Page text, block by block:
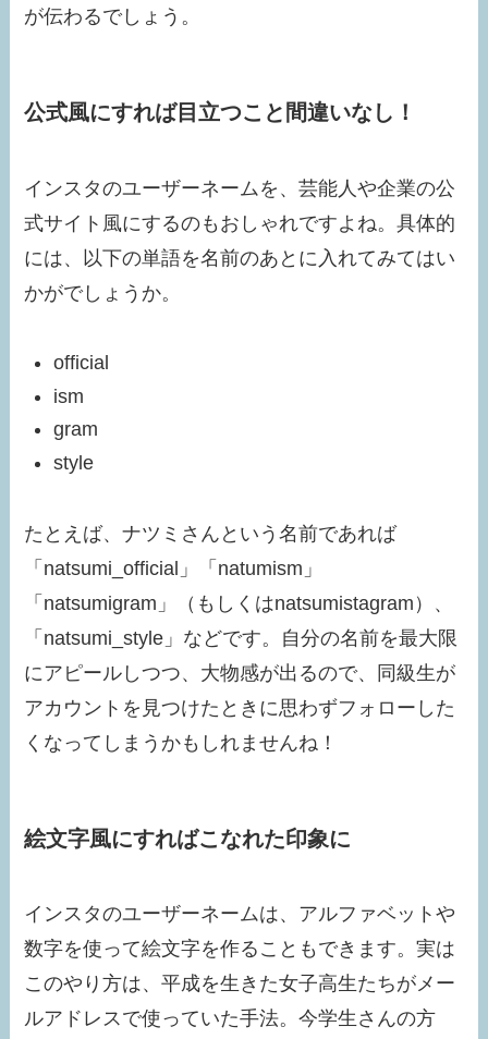
が伝わるでしょう。
公式風にすれば目立つこと間違いなし！
インスタのユーザーネームを、芸能人や企業の公
式サイト風にするのもおしゃれですよね。具体的
には、以下の単語を名前のあとに入れてみてはい
かがでしょうか。
official
ism
gram
style
たとえば、ナツミさんという名前であれば
「natsumi_official」「natumism」
「natsumigram」（もしくはnatsumistagram）、
「natsumi_style」などです。自分の名前を最大限
にアピールしつつ、大物感が出るので、同級生が
アカウントを見つけたときに思わずフォローした
くなってしまうかもしれませんね！
絵文字風にすればこなれた印象に
インスタのユーザーネームは、アルファベットや
数字を使って絵文字を作ることもできます。実は
このやり方は、平成を生きた女子高生たちがメー
ルアドレスで使っていた手法。今学生さんの方